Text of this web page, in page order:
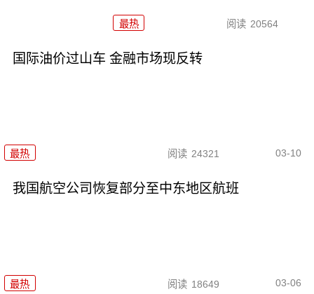
最热 阅读 20564
国际油价过山车 金融市场现反转
最热 阅读 24321 03-10
我国航空公司恢复部分至中东地区航班
最热 阅读 18649 03-06